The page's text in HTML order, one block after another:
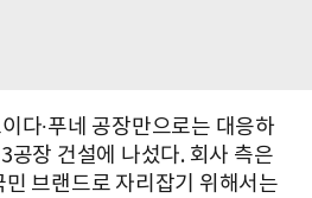
다∙푸네 공장만으로는 대응하
공장 건설에 나섰다. 회사 측은
브랜드로 자리잡기 위해서는